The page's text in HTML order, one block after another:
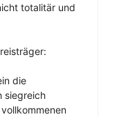
totalitär und
die
siegreich